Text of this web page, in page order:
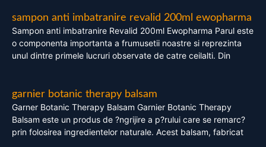
sampon anti imbatranire revalid 200ml ewopharma
Sampon anti imbatranire Revalid 200ml Ewopharma Parul este
o componenta importanta a frumusetii noastre si reprezinta
unul dintre primele lucruri observate de catre ceilalti. Din
garnier botanic therapy balsam
Garner Botanic Therapy Balsam Garnier Botanic Therapy
Balsam este un produs de ?ngrijire a p?rului care se remarc?
prin folosirea ingredientelor naturale. Acest balsam, fabricat